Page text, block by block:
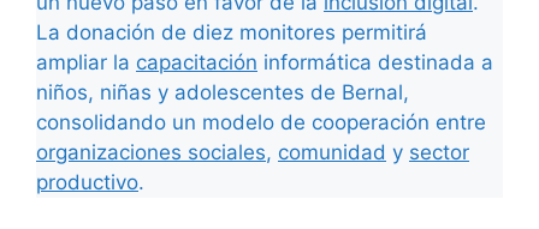
La donación de diez monitores permitirá
ampliar la capacitación informática destinada a
niños, niñas y adolescentes de Bernal,
consolidando un modelo de cooperación entre
organizaciones sociales, comunidad y sector
productivo.